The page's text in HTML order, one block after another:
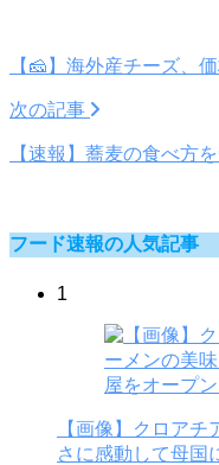
【🧀】海外産チーズ、
次の記事
【速報】蕎麦の食べ
フード速報の人気記事
1
【画像】クロア
さに感動して母国